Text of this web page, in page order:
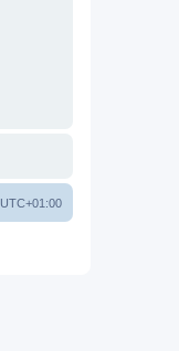
UTC+01:00